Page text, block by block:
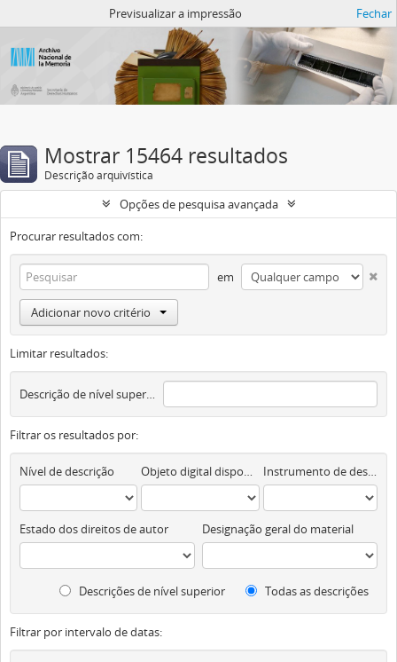
Previsualizar a impressão Fechar
Mostrar 15464 resultados
Descrição arquivística
Opções de pesquisa avançada
Procurar resultados com:
em
Adicionar novo critério
Limitar resultados:
Descrição de nível superior
Filtrar os resultados por:
Nível de descrição Objeto digital disponível Instrumento de descrição documental
Estado dos direitos de autor Designação geral do material
Descrições de nível superior Todas as descrições
Filtrar por intervalo de datas: